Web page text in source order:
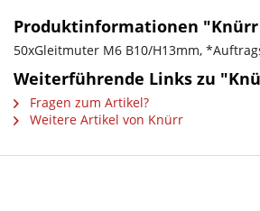
Produktinformationen "Knürr
50xGleitmuter M6 B10/H13mm,
Weiterführende Links zu
Fragen zum Artikel?
Weitere Artikel von Knürr